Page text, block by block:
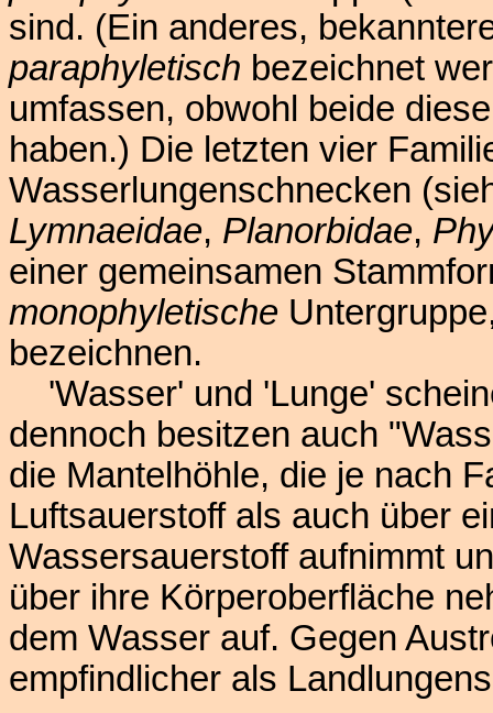
sind. (Ein anderes,
paraphyletisch bezeichnet
umfassen, obwohl beide
haben.) Die letzten vier
Wasserlungenschnecken
Lymnaeidae, Planorbidae,
einer gemeinsamen
monophyletische
bezeichnen.
'Wasser' und 'Lunge'
dennoch besitzen auch
die Mantelhöhle, die je nach
Luftsauerstoff als auch über
Wassersauerstoff aufnimmt
über ihre Körperoberfläche
dem Wasser auf. Gegen
empfindlicher als